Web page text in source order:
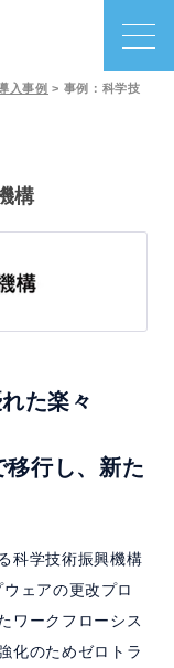
入事例 > 事例：科学技
構
た楽々
行し、新た
科学技術振興機構
ェアの更改プロ
ワークフローシス
化のためゼロトラ